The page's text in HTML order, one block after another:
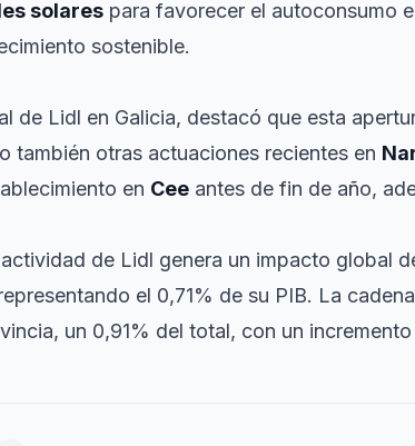
solares para favorecer el autoconsumo
sostenible.
de Lidl en Galicia, destacó que esta
también otras actuaciones recientes en
en Cee antes de fin de año,
de Lidl genera un impacto global
el 0,71% de su PIB. La
un 0,91% del total, con un